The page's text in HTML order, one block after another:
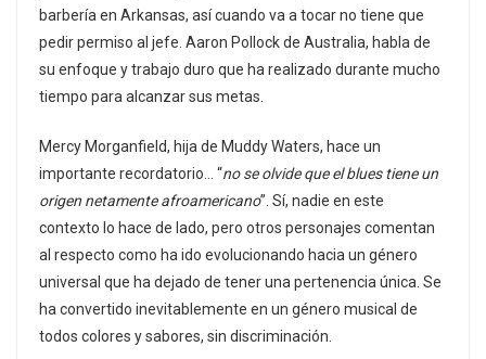
barbería en Arkansas, así cuando va a tocar no tiene que
pedir permiso al jefe. Aaron Pollock de Australia, habla de
su enfoque y trabajo duro que ha realizado durante mucho
tiempo para alcanzar sus metas.
Mercy Morganfield, hija de Muddy Waters, hace un
importante recordatorio… “no se olvide que el blues tiene un
origen netamente afroamericano”. Sí, nadie en este
contexto lo hace de lado, pero otros personajes comentan
al respecto como ha ido evolucionando hacia un género
universal que ha dejado de tener una pertenencia única. Se
ha convertido inevitablemente en un género musical de
todos colores y sabores, sin discriminación.